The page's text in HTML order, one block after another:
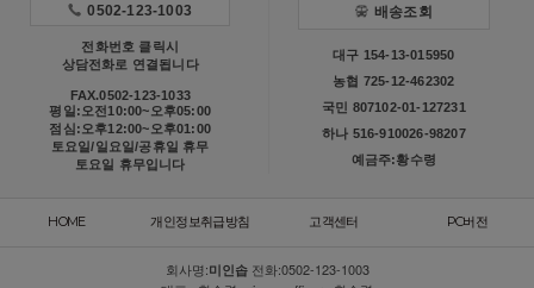
0502-123-1003
전화번호 클릭시
상담전화로 연결됩니다
FAX.0502-123-1033
평일:오전10:00~오후05:00
점심:오후12:00~오후01:00
토요일/일요일/공휴일 휴무
토요일 휴무입니다
배송조회
대구 154-13-015950
농협 725-12-462302
국민 807102-01-127231
하나 516-910026-98207
예금주:황수령
HOME 개인정보취급방침 고객센터 PC버전
회사명:미인솝전화:0502-123-1003